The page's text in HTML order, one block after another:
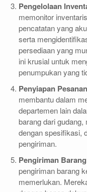
Pengelolaan
memonitor
pencatatan yang
serta
persediaan yang
ini krusial untuk
penumpukan yang
Penyiapan
membantu dalam
departemen lain
barang dari
dengan spesifikasi,
pengiriman.
Pengiriman
pengiriman barang
memerlukan.